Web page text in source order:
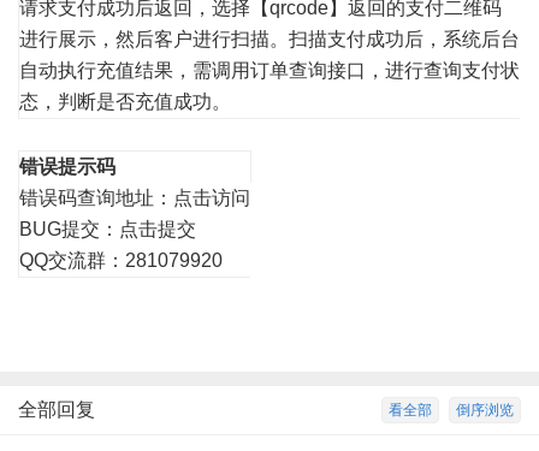
请求支付成功后返回，选择【qrcode】返回的支付二维码
进行展示，然后客户进行扫描。扫描支付成功后，系统后台
自动执行充值结果，需调用订单查询接口，进行查询支付状
态，判断是否充值成功。
错误提示码
错误码查询地址： 点击访问
BUG提交： 点击提交
QQ交流群：281079920
倒序浏览
看全部
全部回复